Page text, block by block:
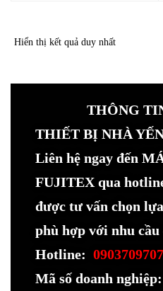
Hiển thị kết quả duy nhất
THÔNG
THIẾT BỊ NHÀ
Liên hệ ngay đến
FUJITEX qua
được tư vấn chọn
phù hợp với nhu cầu
Hotline: 0903709707
Mã số doanh